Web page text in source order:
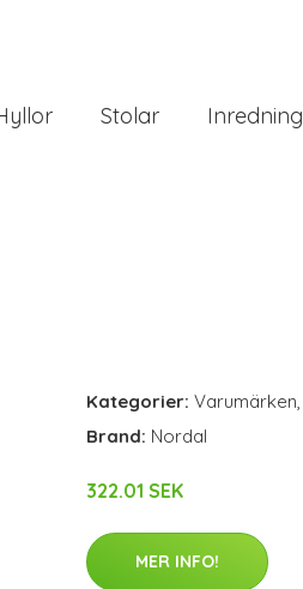
Stolar Inredning
Kategorier: Varumärken,
Brand: Nordal
322.01 SEK
MER INFO!